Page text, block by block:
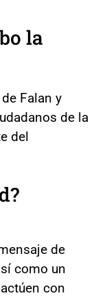
la
Falan y
de la
del
de
como un
con